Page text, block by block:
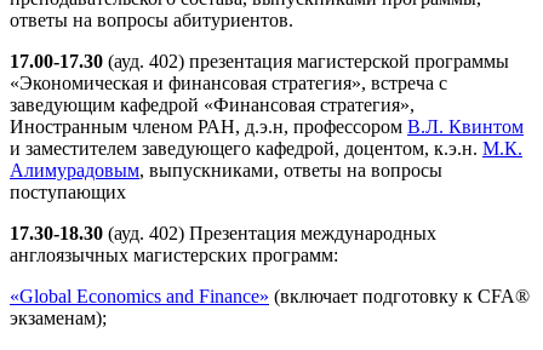
ответы на вопросы абитуриентов.
17.00-17.30 (ауд. 402) презентация магистерской программы
«Экономическая и финансовая стратегия», встреча с
заведующим кафедрой «Финансовая стратегия»,
Иностранным членом РАН, д.э.н, профессором В.Л. Квинтом
и заместителем заведующего кафедрой, доцентом, к.э.н. М.К.
Алимурадовым, выпускниками, ответы на вопросы
поступающих
17.30-18.30 (ауд. 402) Презентация международных
англоязычных магистерских программ:
«Global Economics and Finance» (включает подготовку к CFA®
экзаменам);